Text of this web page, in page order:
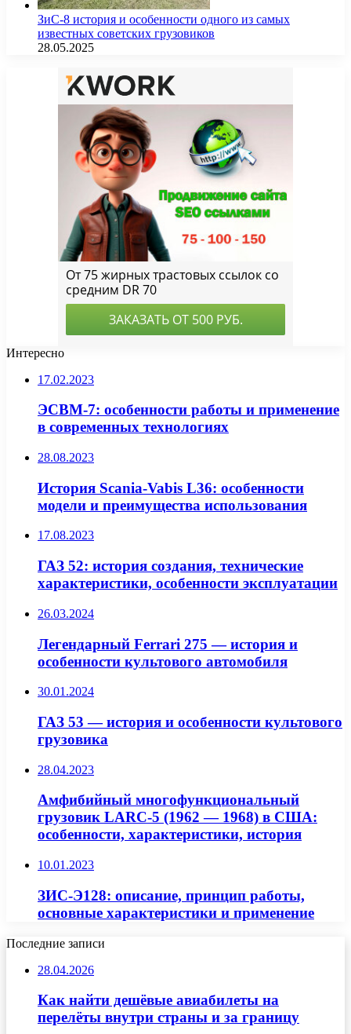
ЗиС-8 история и особенности одного из самых
известных советских грузовиков
28.05.2025
Интересно
17.02.2023
ЭСВМ-7: особенности работы и применение
в современных технологиях
28.08.2023
История Scania-Vabis L36: особенности
модели и преимущества использования
17.08.2023
ГАЗ 52: история создания, технические
характеристики, особенности эксплуатации
26.03.2024
Легендарный Ferrari 275 — история и
особенности культового автомобиля
30.01.2024
ГАЗ 53 — история и особенности культового
грузовика
28.04.2023
Амфибийный многофункциональный
грузовик LARC-5 (1962 — 1968) в США:
особенности, характеристики, история
10.01.2023
ЗИС-Э128: описание, принцип работы,
основные характеристики и применение
Последние записи
28.04.2026
Как найти дешёвые авиабилеты на
перелёты внутри страны и за границу